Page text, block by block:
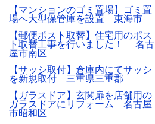
【マンションのゴミ置場】ゴミ置
場へ大型保管庫を設置 東海市
【郵便ポスト取替】住宅用のポス
ト取替工事を行いました！ 名古
屋市南区
【サッシ取付】倉庫内にてサッシ
を新規取付 三重県三重郡
【ガラスドア】玄関扉を店舗用の
ガラスドアにリフォーム 名古屋
市昭和区